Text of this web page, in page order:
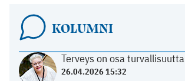
KOLUMNI
Terveys on osa turvallisuutta
26.04.2026 15:32